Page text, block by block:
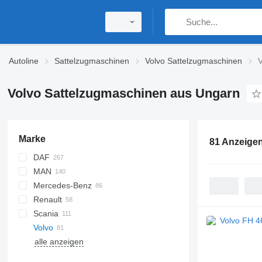
Autoline Sattelzugmaschinen Volvo Sattelzugmaschinen
Volvo Sattelzugmaschinen aus Ungarn
Marke
DAF
CF
XF
XG
Cargo
F-MAX
Transit
Daily
EuroCargo
S-Way
Stralis
MAN
TGA
TGS
TGX
Mercedes-Benz
Actros
Arocs
Axor
Sprinter
Canter
Renault
C-series
Magnum
Mascott
Scania
G-series
L-series
Volvo
FH
alle anzeigen
81